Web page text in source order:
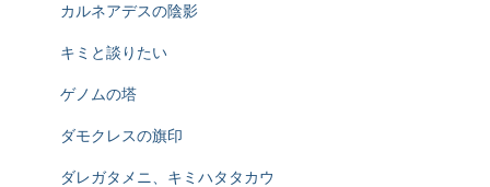
カルネアデスの陰影
キミと談りたい
ゲノムの塔
ダモクレスの旗印
ダレガタメニ、キミハタタカウ